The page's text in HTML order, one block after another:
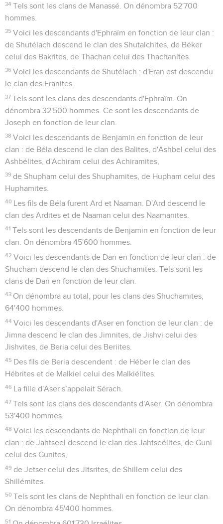
34 Tels sont les clans de Manassé. On dénombra 52'700
hommes.
35 Voici les descendants d'Ephraïm en fonction de leur clan :
de Shutélach descend le clan des Shutalchites, de Béker
celui des Bakrites, de Thachan celui des Thachanites.
36 Voici les descendants de Shutélach : d'Eran est descendu
le clan des Eranites.
37 Tels sont les clans des descendants d'Ephraïm. On
dénombra 32'500 hommes. Ce sont les descendants de
Joseph en fonction de leur clan.
38 Voici les descendants de Benjamin en fonction de leur
clan : de Béla descend le clan des Balites, d'Ashbel celui des
Ashbélites, d'Achiram celui des Achiramites,
39 de Shupham celui des Shuphamites, de Hupham celui des
Huphamites.
40 Les fils de Béla furent Ard et Naaman. D'Ard descend le
clan des Ardites et de Naaman celui des Naamanites.
41 Tels sont les descendants de Benjamin en fonction de leur
clan. On dénombra 45'600 hommes.
42 Voici les descendants de Dan en fonction de leur clan : de
Shucham descend le clan des Shuchamites. Tels sont les
clans de Dan en fonction de leur clan.
43 On dénombra au total, pour les clans des Shuchamites,
64'400 hommes.
44 Voici les descendants d'Aser en fonction de leur clan : de
Jimna descend le clan des Jimnites, de Jishvi celui des
Jishvites, de Beria celui des Beriites.
45 Des fils de Beria descendent : de Héber le clan des
Hébrites et de Malkiel celui des Malkiélites.
46 La fille d'Aser s’appelait Sérach.
47 Tels sont les clans des descendants d'Aser. On dénombra
53'400 hommes.
48 Voici les descendants de Nephthali en fonction de leur
clan : de Jahtseel descend le clan des Jahtseélites, de Guni
celui des Gunites,
49 de Jetser celui des Jitsrites, de Shillem celui des
Shillémites.
50 Tels sont les clans de Nephthali en fonction de leur clan.
On dénombra 45'400 hommes.
51